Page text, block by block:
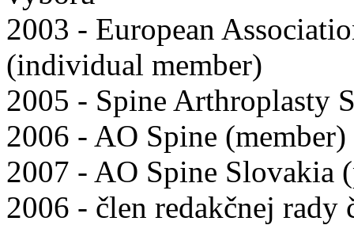
2003 - European
(individual member)
2005 - Spine Arthroplasty
2006 - AO Spine (member)
2007 - AO Spine Slovakia
2006 - člen redakčnej rady